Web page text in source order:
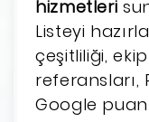
hizmetleri
Listeyi
çeşitliliği,
referansları,
Google